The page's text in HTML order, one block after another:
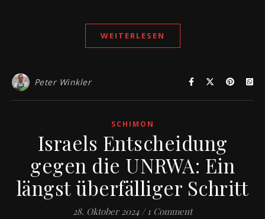
WEITERLESEN
Peter Winkler
SCHIMON
Israels Entscheidung
gegen die UNRWA: Ein
längst überfälliger Schritt
28. Oktober 2024 / 1 Comment